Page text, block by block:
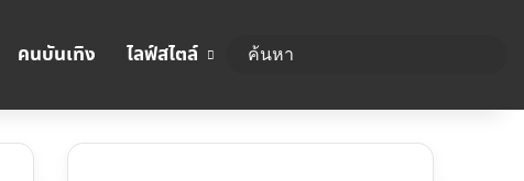
คนบันเทิง ไลฟ์สไตล์